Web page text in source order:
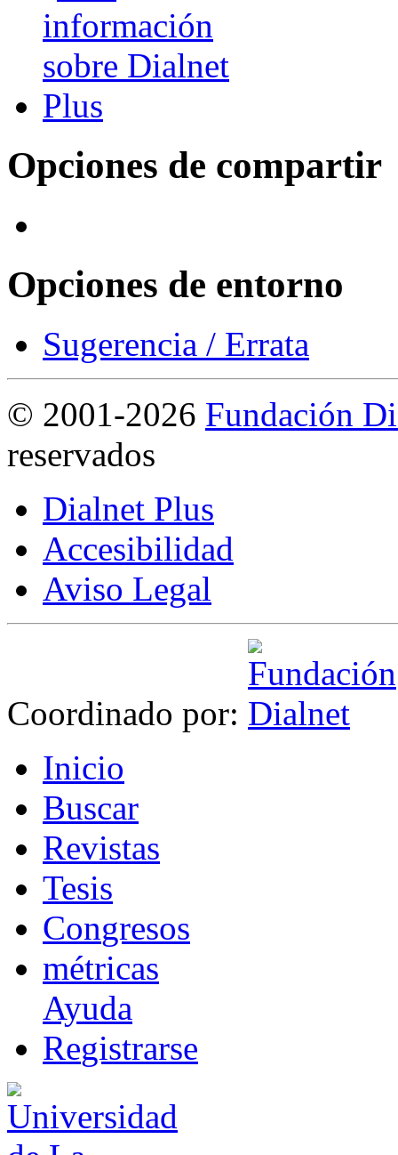
Opciones de compartir
Opciones de entorno
Sugerencia / Errata
© 2001-2026 Fundación
reservados
Dialnet Plus
Accesibilidad
Aviso Legal
Coordinado por:
Inicio
Buscar
Revistas
Tesis
Congresos
métricas
Ayuda
Registrarse